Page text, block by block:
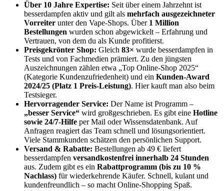
Über 10 Jahre Expertise: Seit über einem Jahrzehnt ist
besserdampfen aktiv und gilt als mehrfach ausgezeichneter
Vorreiter unter den Vape-Shops. Über 1 Million
Bestellungen wurden schon abgewickelt – Erfahrung und
Vertrauen, von dem du als Kunde profitierst.
Preisgekrönter Shop: Gleich 83× wurde besserdampfen in
Tests und von Fachmedien prämiert. Zu den jüngsten
Auszeichnungen zählen etwa „Top Online-Shop 2025“
(Kategorie Kundenzufriedenheit) und ein Kunden-Award
2024/25 (Platz 1 Preis-Leistung). Hier kauft man also beim
Testsieger.
Hervorragender Service: Der Name ist Programm –
„besser Service“ wird großgeschrieben. Es gibt eine Hotline
sowie 24/7-Hilfe per Mail oder Wissensdatenbank. Auf
Anfragen reagiert das Team schnell und lösungsorientiert.
Viele Stammkunden schätzen den persönlichen Support.
Versand & Rabatte: Bestellungen ab 49 € liefert
besserdampfen versandkostenfrei innerhalb 24 Stunden
aus. Zudem gibt es ein Rabattprogramm (bis zu 10 %
Nachlass) für wiederkehrende Käufer. Schnell, kulant und
kundenfreundlich – so macht Online-Shopping Spaß.